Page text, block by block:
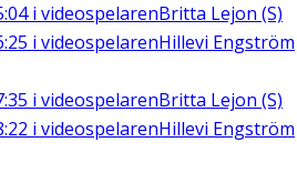
i videospelarenBritta Lejon (S)
i videospelarenHillevi Engström
i videospelarenBritta Lejon (S)
i videospelarenHillevi Engström